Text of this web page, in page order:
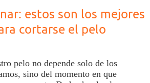
estos son los mejores
cortarse el pelo
pelo no depende solo de los
sino del momento en que